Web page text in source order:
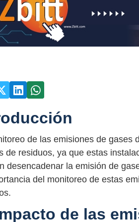
de las emisiones de gases
de residuos, ya que estas
desencadenar la emisión de
del monitoreo de estas
de las